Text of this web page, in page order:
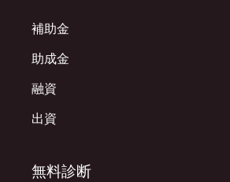
補助金
助成金
融資
出資
無料診断